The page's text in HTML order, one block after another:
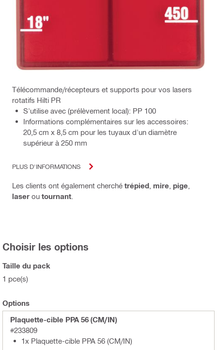
Télécommande/récepteurs et supports pour vos lasers
rotatifs Hilti PR
S'utilise avec (prélèvement local): PP 100
Informations complémentaires sur les accessoires:
20,5 cm x 8,5 cm pour les tuyaux d'un diamètre
supérieur à 250 mm
PLUS D'INFORMATIONS
Les clients ont également cherché trépied mire pige
laser ou tournant
Choisir les options
Taille du pack
1 pce(s)
Options
Plaquette-cible PPA 56 (CM/IN)
#233809
1x Plaquette-cible PPA 56 (CM/IN)